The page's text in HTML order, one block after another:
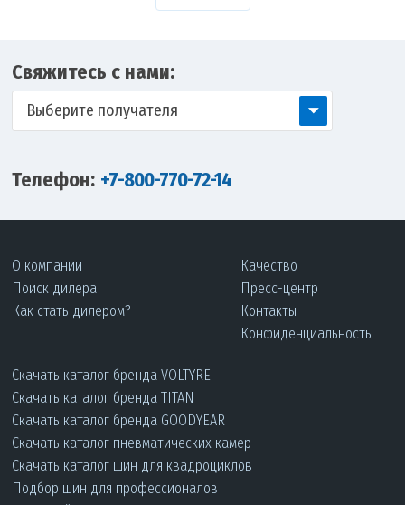
Свяжитесь с нами:
Выберите получателя
Телефон: +7-800-770-72-14
О компании
Поиск дилера
Как стать дилером?
Качество
Пресс-центр
Контакты
Конфиденциальность
Скачать каталог бренда VOLTYRE
Скачать каталог бренда TITAN
Скачать каталог бренда GOODYEAR
Скачать каталог пневматических камер
Скачать каталог шин для квадроциклов
Подбор шин для профессионалов